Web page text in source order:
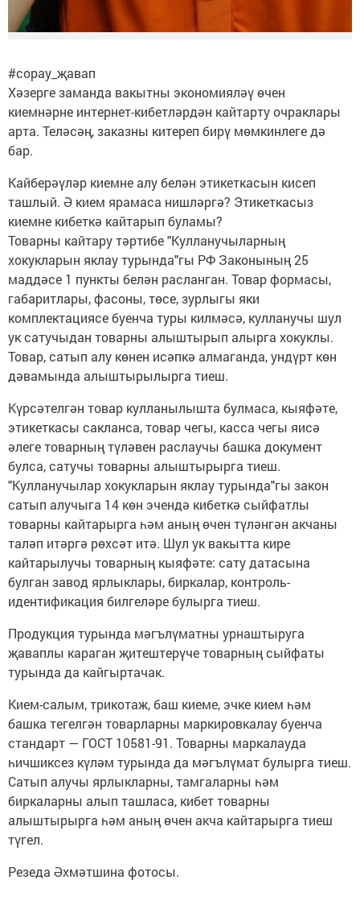
#сорау_җавап
Хәзерге заманда вакытны экономияләү өчен
киемнәрне интернет-кибетләрдән кайтарту очраклары
арта. Теләсәң, заказны китереп бирү мөмкинлеге дә
бар.
Кайберәүләр киемне алу белән этикеткасын кисеп
ташлый. Ә кием ярамаса нишләргә? Этикеткасыз
киемне кибеткә кайтарып буламы?
Товарны кайтару тәртибе "Кулланучыларның
хокукларын яклау турында"гы РФ Законының 25
маддәсе 1 пункты белән расланган. Товар формасы,
габаритлары, фасоны, төсе, зурлыгы яки
комплектациясе буенча туры килмәсә, кулланучы шул
ук сатучыдан товарны алыштырып алырга хокуклы.
Товар, сатып алу көнен исәпкә алмаганда, ундүрт көн
дәвамында алыштырылырга тиеш.
Күрсәтелгән товар кулланылышта булмаса, кыяфәте,
этикеткасы сакланса, товар чегы, касса чегы яисә
әлеге товарның түләвен раслаучы башка документ
булса, сатучы товарны алыштырырга тиеш.
"Кулланучылар хокукларын яклау турында"гы закон
сатып алучыга 14 көн эчендә кибеткә сыйфатлы
товарны кайтарырга һәм аның өчен түләнгән акчаны
таләп итәргә рөхсәт итә. Шул ук вакытта кире
кайтарылучы товарның кыяфәте: сату датасына
булган завод ярлыклары, биркалар, контроль-
идентификация билгеләре булырга тиеш.
Продукция турында мәгълүматны урнаштыруга
җаваплы караган җитештерүче товарның сыйфаты
турында да кайгыртачак.
Кием-салым, трикотаж, баш киеме, эчке кием һәм
башка тегелгән товарларны маркировкалау буенча
стандарт — ГОСТ 10581-91. Товарны маркалауда
һичшиксез күләм турында да мәгълүмат булырга тиеш.
Сатып алучы ярлыкларны, тамгаларны һәм
биркаларны алып ташласа, кибет товарны
алыштырырга һәм аның өчен акча кайтарырга тиеш
түгел.
Резеда Әхмәтшина фотосы.